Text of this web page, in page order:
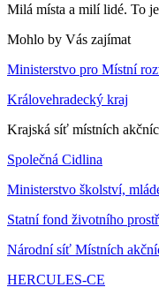
Milá místa a milí lidé. To
Mohlo by Vás zajímat
Ministerstvo pro Místní
Královehradecký kraj
Krajská síť místních
Společná Cidlina
Ministerstvo školství,
Statní fond životního
Národní síť Místních
HERCULES-CE